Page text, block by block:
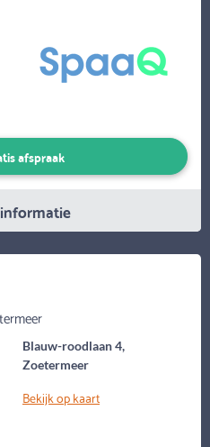
afspraak
Blauw-roodlaan 4,
Zoetermeer
Bekijk op kaart